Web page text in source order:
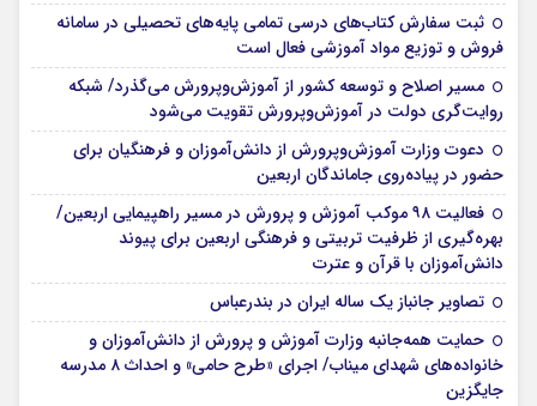
ثبت سفارش کتاب‌های درسی تمامی پایه‌های تحصیلی در سامانه
فروش و توزیع مواد آموزشی فعال است
مسیر اصلاح و توسعه کشور از آموزش‌وپرورش می‌گذرد/ شبکه
روایت‌‌گری دولت در آموزش‌وپرورش تقویت می‌شود
دعوت وزارت آموزش‌وپرورش از دانش‌آموزان و فرهنگیان برای
حضور در پیاده‌روی جاماندگان اربعین
فعالیت ۹۸ موکب آموزش و پرورش در مسیر راهپیمایی اربعین/
بهره‌گیری از ظرفیت تربیتی و فرهنگی اربعین برای پیوند
دانش‌آموزان با قرآن و عترت
تصاویر جانباز یک ساله ایران در بندرعباس
حمایت همه‌جانبه وزارت آموزش و پرورش از دانش‌آموزان و
خانواده‌های شهدای میناب/ اجرای «طرح حامی» و احداث ۸ مدرسه
جایگزین